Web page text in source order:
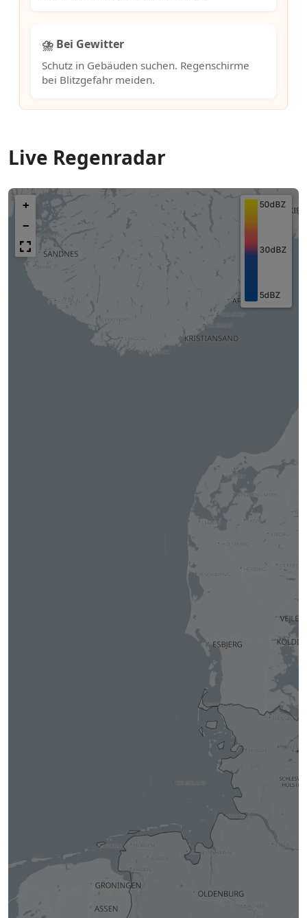
⛈️ Bei Gewitter
Schutz in Gebäuden suchen. Regenschirme
bei Blitzgefahr meiden.
Live Regenradar
+
−